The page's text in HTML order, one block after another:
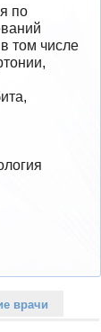
по
том числе
врачи